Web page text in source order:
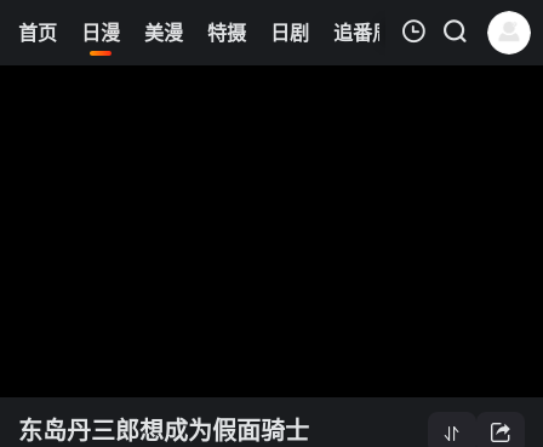
首页 日漫 美漫 特摄 日剧 追番周表 今日更新
0
东岛丹三郎想成为假面骑士